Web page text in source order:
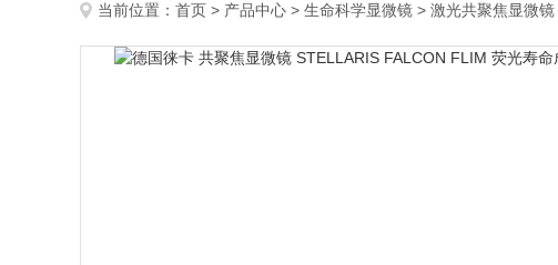
当前位置： 首页 > 产品中心 > 生命科学显微镜 > 激光共聚焦显微镜